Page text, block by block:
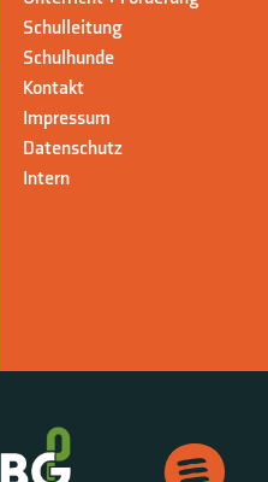
Schulleitung
Schulhunde
Kontakt
Impressum
Datenschutz
Intern